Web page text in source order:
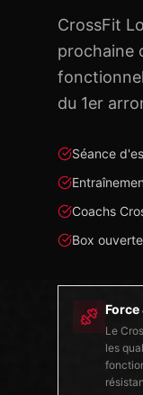
CrossFit
prochaine
du 1er
Séance
Coachs
Box
Force
Le
les